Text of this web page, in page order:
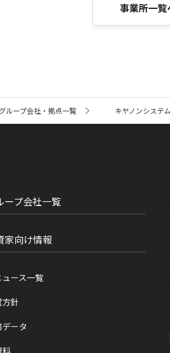
事業所一覧
グループ会社・拠点一覧 キヤノンシステ
ープ会社一覧
家向け情報
ュース一覧
針
データ
料